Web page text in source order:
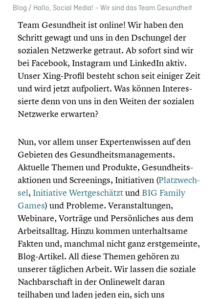
Blog / Hallo, Social Media! – Wir sind das Team Gesund­heit
Team Gesund­heit ist online! Wir haben den
Schritt gewagt und uns in den Dschungel der
sozialen Netzwerke getraut. Ab sofort sind wir
bei Facebook, Instagram und LinkedIn aktiv.
Unser Xing-Profil besteht schon seit einiger Zeit
und wird jetzt aufpo­liert. Was können Inter­es­
sierte denn von uns in den Weiten der sozialen
Netzwerke erwarten?
Nun, vor allem unser Exper­ten­wis­sen auf den
Gebieten des Gesund­heits­ma­nage­ments.
Aktuelle Themen und Produkte, Gesund­heits­
ak­tio­nen und Scree­nings, Initia­ti­ven (Platz­wech­
sel, Initia­tive Wertge­schätztund BIG Family
Games) und Probleme. Veran­stal­tun­gen,
Webinare, Vorträge und Persön­li­ches aus dem
Arbeits­all­tag. Hinzu kommen unter­halt­same
Fakten und, manchmal nicht ganz erstge­meinte,
Blog-Artikel. All diese Themen gehören zu
unserer täglichen Arbeit. Wir lassen die soziale
Nachbar­schaft in der Online­welt daran
teilhaben und laden jeden ein, sich uns